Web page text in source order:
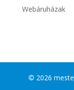
Webáruházak
© 2026